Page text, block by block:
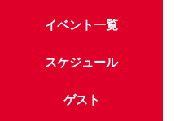
イベント一覧
スケジュール
ゲスト